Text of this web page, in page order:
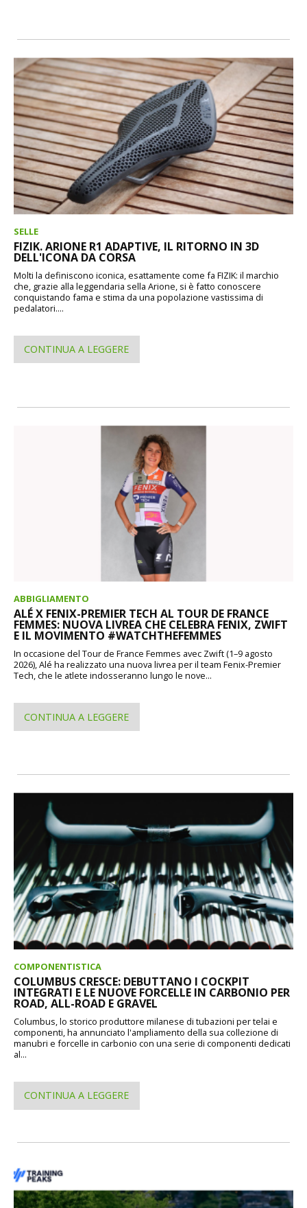
SELLE
FIZIK. ARIONE R1 ADAPTIVE, IL RITORNO IN 3D
DELL'ICONA DA CORSA
Molti la definiscono iconica, esattamente come fa FIZIK: il marchio
che, grazie alla leggendaria sella Arione, si è fatto conoscere
conquistando fama e stima da una popolazione vastissima di
pedalatori....
CONTINUA A LEGGERE
ABBIGLIAMENTO
ALÉ X FENIX-PREMIER TECH AL TOUR DE FRANCE
FEMMES: NUOVA LIVREA CHE CELEBRA FENIX, ZWIFT
E IL MOVIMENTO #WATCHTHEFEMMES
In occasione del Tour de France Femmes avec Zwift (1–9 agosto
2026), Alé ha realizzato una nuova livrea per il team Fenix-Premier
Tech, che le atlete indosseranno lungo le nove...
CONTINUA A LEGGERE
COMPONENTISTICA
COLUMBUS CRESCE: DEBUTTANO I COCKPIT
INTEGRATI E LE NUOVE FORCELLE IN CARBONIO PER
ROAD, ALL-ROAD E GRAVEL
Columbus, lo storico produttore milanese di tubazioni per telai e
componenti, ha annunciato l'ampliamento della sua collezione di
manubri e forcelle in carbonio con una serie di componenti dedicati
al...
CONTINUA A LEGGERE